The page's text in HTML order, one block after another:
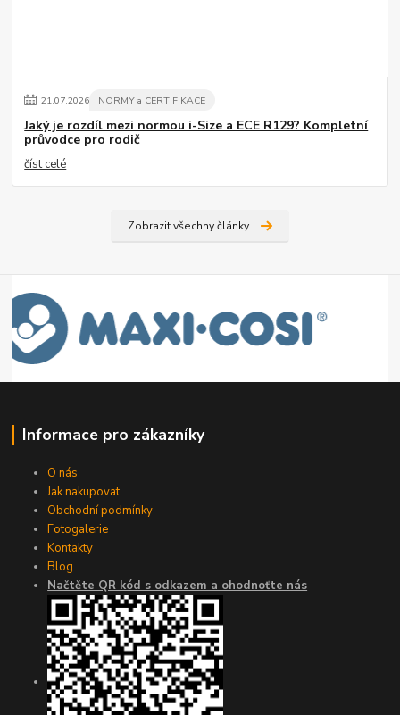
21.07.2026 NORMY a CERTIFIKACE
Jaký je rozdíl mezi normou i-Size a ECE R129? Kompletní
průvodce pro rodič
číst celé
Zobrazit všechny články
Informace pro zákazníky
O nás
Jak nakupovat
Obchodní podmínky
Fotogalerie
Kontakty
Blog
Načtěte QR kód s odkazem a ohodnoťte nás